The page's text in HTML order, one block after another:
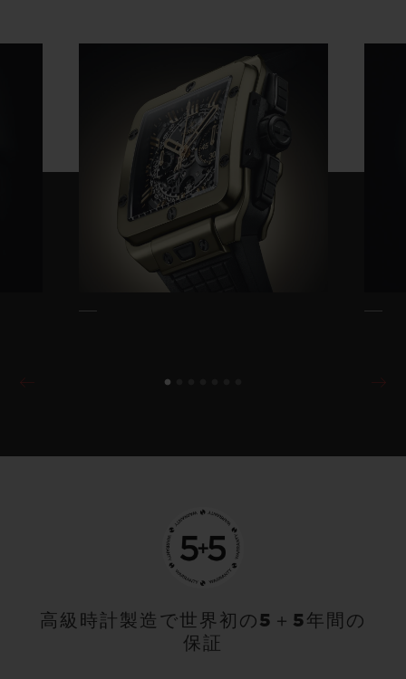
高級時計製造で世界初の5＋5年間の
保証